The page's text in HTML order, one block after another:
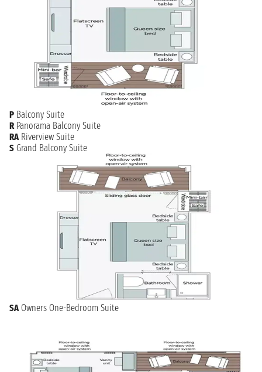
P Balcony Suite
R Panorama Balcony Suite
RA Riverview Suite
S Grand Balcony Suite
SA Owners One-Bedroom Suite